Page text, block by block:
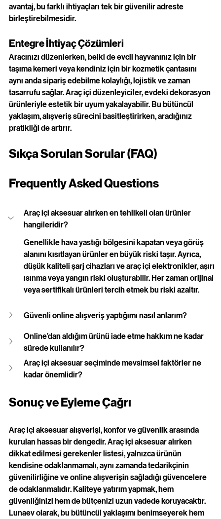
avantaj, bu farklı ihtiyaçları tek bir güvenilir adreste
birleştirebilmesidir.
Entegre İhtiyaç Çözümleri
Aracınızı düzenlerken, belki de evcil hayvanınız için bir
taşıma kemeri veya kendiniz için bir kozmetik çantasını
aynı anda sipariş edebilme kolaylığı, lojistik ve zaman
tasarrufu sağlar. Araç içi düzenleyiciler, evdeki dekorasyon
ürünleriyle estetik bir uyum yakalayabilir. Bu bütüncül
yaklaşım, alışveriş sürecini basitleştirirken, aradığınız
pratikliği de artırır.
Sıkça Sorulan Sorular (FAQ)
Frequently Asked Questions
Araç içi aksesuar alırken en tehlikeli olan ürünler
hangileridir?
Genellikle hava yastığı bölgesini kapatan veya görüş
alanını kısıtlayan ürünler en büyük riski taşır. Ayrıca,
düşük kaliteli şarj cihazları ve araç içi elektronikler, aşırı
ısınma veya yangın riski oluşturabilir. Her zaman orijinal
veya sertifikalı ürünleri tercih etmek bu riski azaltır.
Güvenli online alışveriş yaptığımı nasıl anlarım?
Online’dan aldığım ürünü iade etme hakkım ne kadar
sürede kullanılır?
Araç içi aksesuar seçiminde mevsimsel faktörler ne
kadar önemlidir?
Sonuç ve Eyleme Çağrı
Araç içi aksesuar alışverişi, konfor ve güvenlik arasında
kurulan hassas bir dengedir. Araç içi aksesuar alırken
dikkat edilmesi gerekenler listesi, yalnızca ürünün
kendisine odaklanmamalı, aynı zamanda tedarikçinin
güvenilirliğine ve online alışverişin sağladığı güvencelere
de odaklanmalıdır. Kaliteye yatırım yapmak, hem
güvenliğinizi hem de bütçenizi uzun vadede koruyacaktır.
Lunaev olarak, bu bütüncül yaklaşımı benimseyerek hem